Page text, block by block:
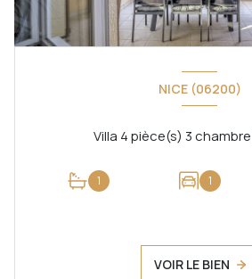
NICE (06200)
1 1
VOIR LE BIEN